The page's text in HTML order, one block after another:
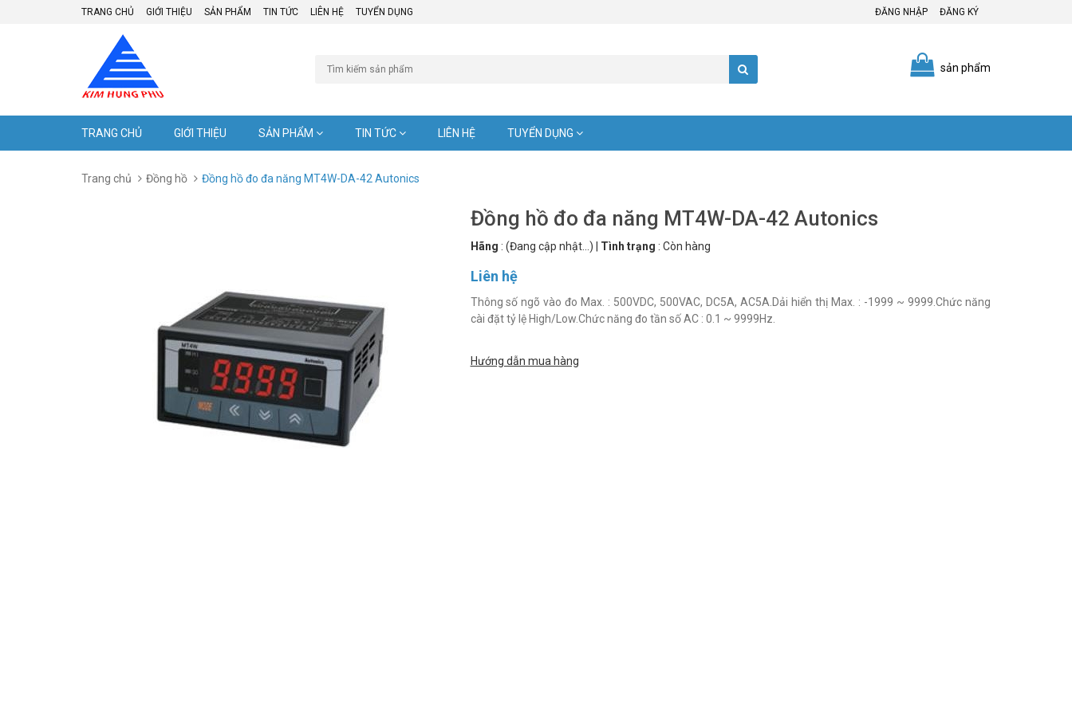
TRANG CHỦ GIỚI THIỆU SẢN PHẨM TIN TỨC LIÊN HỆ TUYỂN DỤNG ĐĂNG NHẬP ĐĂNG KÝ
sản phẩm
TRANG CHỦ GIỚI THIỆU SẢN PHẨM TIN TỨC LIÊN HỆ TUYỂN DỤNG
Trang chủ Đồng hồ Đồng hồ đo đa năng MT4W-DA-42 Autonics
Đồng hồ đo đa năng MT4W-DA-42 Autonics
Hãng : (Đang cập nhật...) Tình trạng : Còn hàng
Liên hệ
Thông số ngõ vào đo Max. : 500VDC, 500VAC, DC5A, AC5A.Dải hiển thị Max. : -1999 ~ 9999.Chức năng
cài đặt tỷ lệ High/Low.Chức năng đo tần số AC : 0.1 ~ 9999Hz.
Hướng dẫn mua hàng